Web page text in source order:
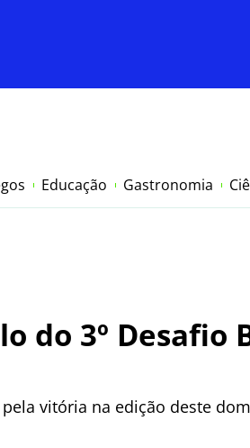
Educação Gastronomia
do 3º Desafio
vitória na edição deste